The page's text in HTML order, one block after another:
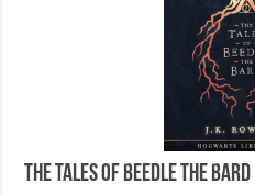
The Tales of Beedle the Bard